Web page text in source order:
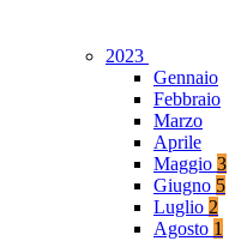
2023
Gennaio
Febbraio
Marzo
Aprile
Maggio 3
Giugno 5
Luglio 2
Agosto 1